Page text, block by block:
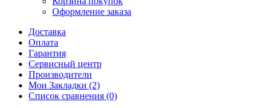
Оформление заказа
Доставка
Оплата
Гарантия
Сервисный центр
Производители
Мои Закладки (2)
Список сравнения (0)